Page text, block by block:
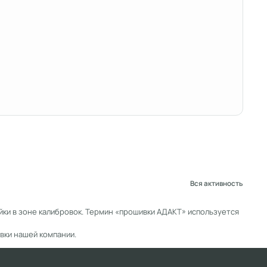
Вся активность
в зоне калибровок. Термин «прошивки АДАКТ» используется
нашей компании.